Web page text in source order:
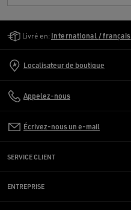
Livré en: International / français
Localisateur de boutique
Appelez-nous
Écrivez-nous un e-mail
SERVICE CLIENT
ENTREPRISE